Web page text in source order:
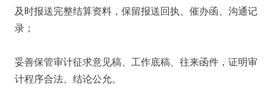
及时报送完整结算资料，保留报送回执、催办函、沟通记
录；
妥善保管审计征求意见稿、工作底稿、往来函件，证明审
计程序合法、结论公允。